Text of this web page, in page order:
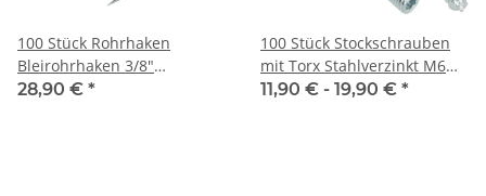
100 Stück Rohrhaken
Bleirohrhaken 3/8"
Befestigung haken
28,90 € *
100 Stück Stockschrauben
mit Torx Stahlverzinkt M6
Länge 50 mm bis 120 mm
11,90 € - 19,90 € *